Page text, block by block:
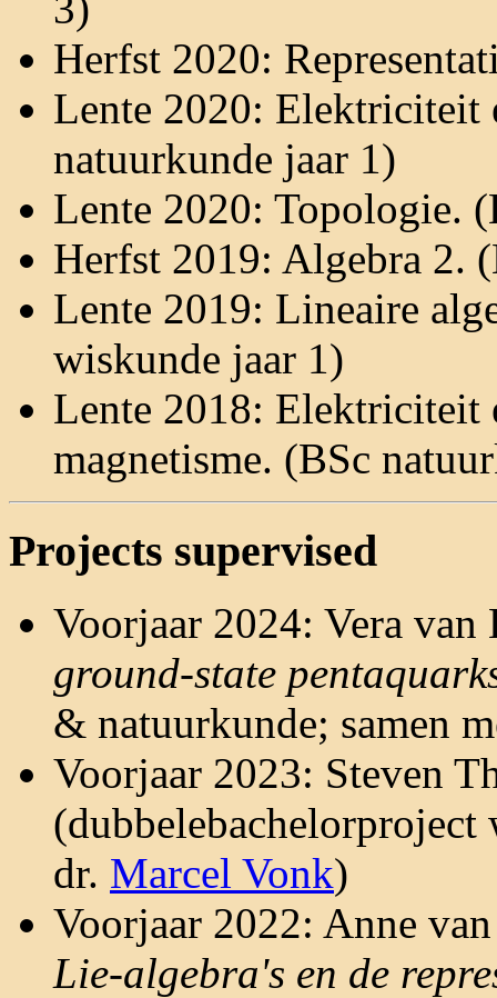
Herfst 2020:
Lente 2020: Elektriciteit
natuurkunde jaar 1)
Lente 2020: Topologie.
Herfst 2019: Algebra 2.
Lente 2019: Lineaire
wiskunde jaar 1)
Lente 2018: Elektriciteit
magnetisme. (BSc
Projects supervised
Voorjaar 2024: Vera
ground-state
& natuurkunde; samen
Voorjaar 2023: Steven
dr. Marcel Vonk)
Voorjaar 2022: Anne
Lie-algebra's en de